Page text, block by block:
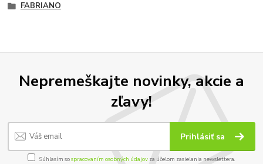
FABRIANO
Nepremeškajte novinky, akcie a
zľavy!
Prihlásiť sa
Súhlasím sospracovaním osobných údajov za účelom zasielania newslettera.